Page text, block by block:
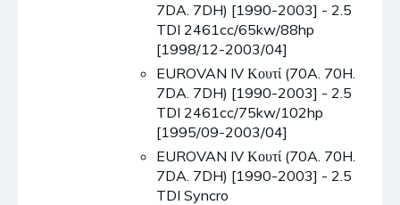
7DA. 7DH) [1990-2003] - 2.5
TDI 2461cc/65kw/88hp
[1998/12-2003/04]
EUROVAN IV Κουτί (70A. 70H.
7DA. 7DH) [1990-2003] - 2.5
TDI 2461cc/75kw/102hp
[1995/09-2003/04]
EUROVAN IV Κουτί (70A. 70H.
7DA. 7DH) [1990-2003] - 2.5
TDI Syncro